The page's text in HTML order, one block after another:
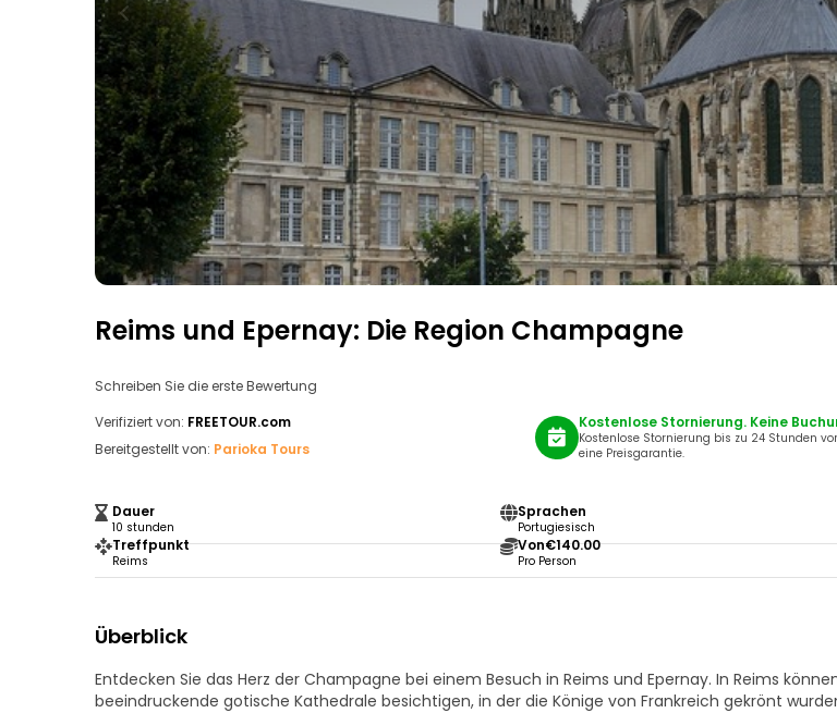
Reims und Epernay: Die Region Champagne
Schreiben Sie die erste Bewertung
Verifiziert von: FREETOUR.com
Bereitgestellt von: Parioka Tours
Dauer
10 stunden
Sprachen
Portugiesisch
Treffpunkt
Reims
Von€140.00
Pro Person
Kostenlose Stornierung. Keine
Kostenlose Stornierung bis zu 24 Stunden
eine Preisgarantie.
Überblick
Entdecken Sie das Herz der Champagne bei einem Besuch in Reims und Epernay. In Reims
beeindruckende gotische Kathedrale besichtigen, in der die Könige von Frankreich gekrönt